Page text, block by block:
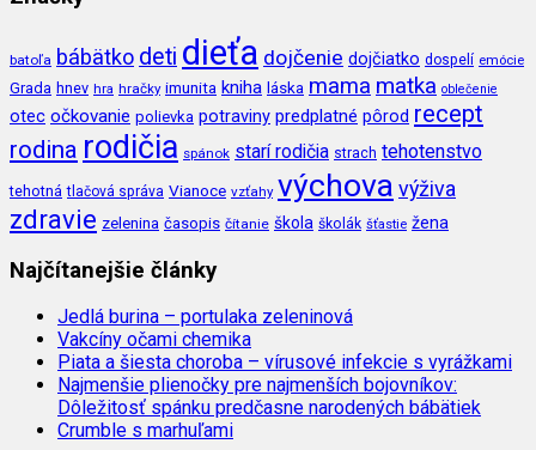
batoľa bábätko deti dieťa dojčenie dojčiatko dospelí emócie
Grada hnev hra hračky imunita kniha láska mama matka oblečenie
otec očkovanie polievka potraviny predplatné pôrod recept
rodina rodičia spánok starí rodičia strach tehotenstvo
tehotná tlačová správa Vianoce vzťahy výchova výživa
zdravie zelenina časopis čítanie škola školák šťastie žena
Najčítanejšie články
Jedlá burina – portulaka zeleninová
Vakcíny očami chemika
Piata a šiesta choroba – vírusové infekcie s vyrážkami
Najmenšie plienočky pre najmenších bojovníkov:
Dôležitosť spánku predčasne narodených bábätiek
Crumble s marhuľami